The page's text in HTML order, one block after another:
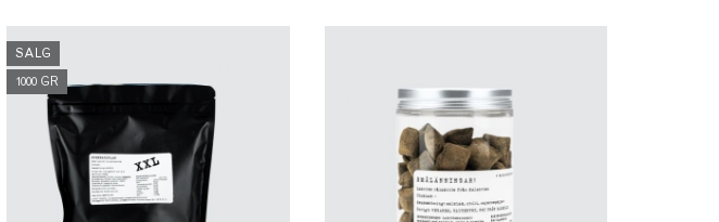
SALG
1000 GR